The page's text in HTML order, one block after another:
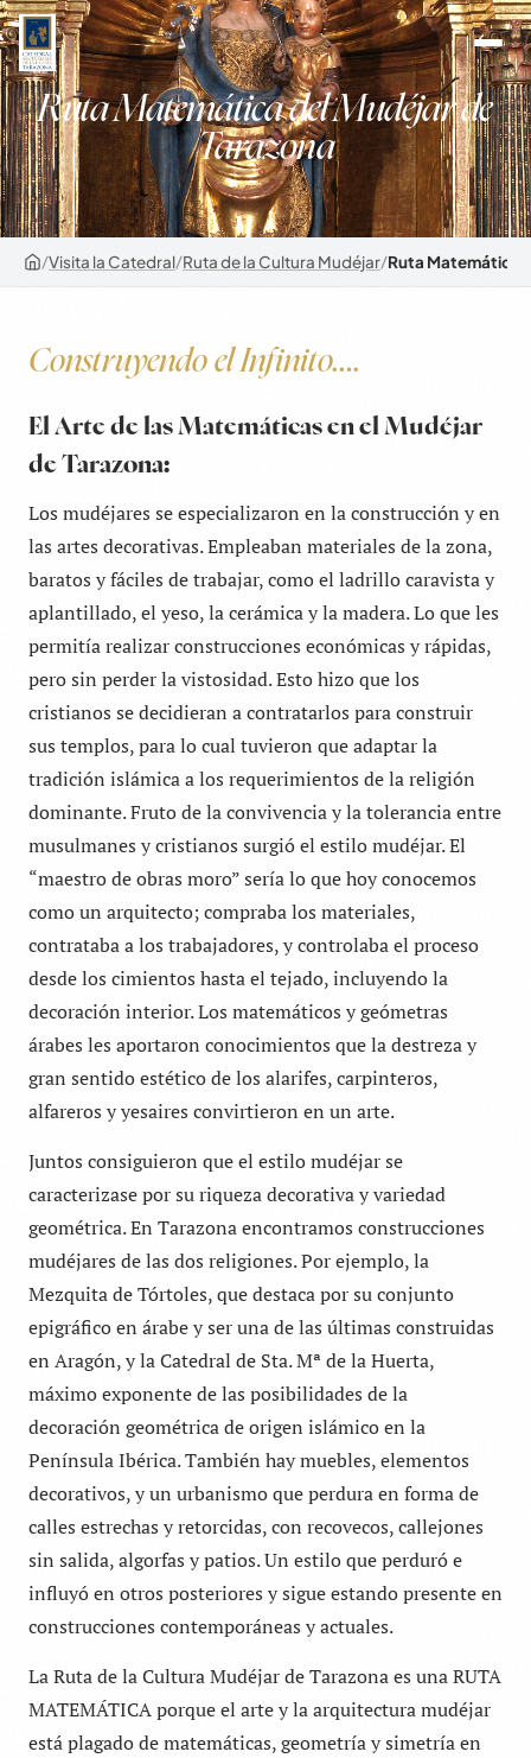
Ruta Matemática del Mudéjar de
Tarazona
/Visita la Catedral/Ruta de la Cultura Mudéjar/Ruta Matemática
Construyendo el Infinito….
El Arte de las Matemáticas en el Mudéjar
de Tarazona:
Los mudéjares se especializaron en la construcción y en
las artes decorativas. Empleaban materiales de la zona,
baratos y fáciles de trabajar, como el ladrillo caravista y
aplantillado, el yeso, la cerámica y la madera. Lo que les
permitía realizar construcciones económicas y rápidas,
pero sin perder la vistosidad. Esto hizo que los
cristianos se decidieran a contratarlos para construir
sus templos, para lo cual tuvieron que adaptar la
tradición islámica a los requerimientos de la religión
dominante. Fruto de la convivencia y la tolerancia entre
musulmanes y cristianos surgió el estilo mudéjar. El
“maestro de obras moro” sería lo que hoy conocemos
como un arquitecto; compraba los materiales,
contrataba a los trabajadores, y controlaba el proceso
desde los cimientos hasta el tejado, incluyendo la
decoración interior. Los matemáticos y geómetras
árabes les aportaron conocimientos que la destreza y
gran sentido estético de los alarifes, carpinteros,
alfareros y yesaires convirtieron en un arte.
Juntos consiguieron que el estilo mudéjar se
caracterizase por su riqueza decorativa y variedad
geométrica. En Tarazona encontramos construcciones
mudéjares de las dos religiones. Por ejemplo, la
Mezquita de Tórtoles, que destaca por su conjunto
epigráfico en árabe y ser una de las últimas construidas
en Aragón, y la Catedral de Sta. Mª de la Huerta,
máximo exponente de las posibilidades de la
decoración geométrica de origen islámico en la
Península Ibérica. También hay muebles, elementos
decorativos, y un urbanismo que perdura en forma de
calles estrechas y retorcidas, con recovecos, callejones
sin salida, algorfas y patios. Un estilo que perduró e
influyó en otros posteriores y sigue estando presente en
construcciones contemporáneas y actuales.
La Ruta de la Cultura Mudéjar de Tarazona es una RUTA
MATEMÁTICA porque el arte y la arquitectura mudéjar
está plagado de matemáticas, geometría y simetría en